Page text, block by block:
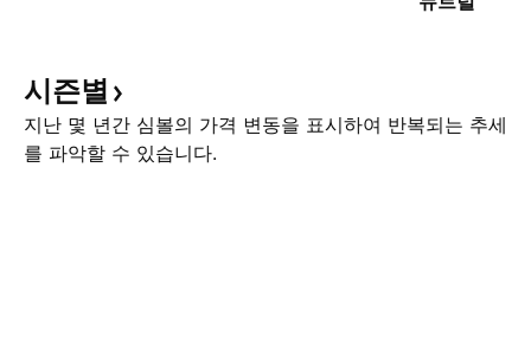
시즌별
지난 몇 년간 심볼의 가격 변동을 표시하여 반복되는 추세
를 파악할 수 있습니다.